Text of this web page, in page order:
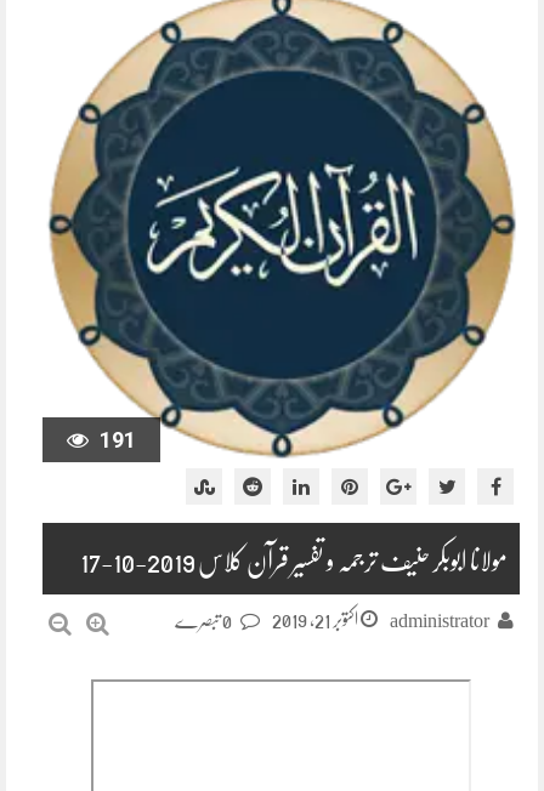
191
مولانا ابوبکر حنیف ترجمہ و تفسیر قرآن کلاس 2019-10-17
administrator اکتوبر 21, 2019